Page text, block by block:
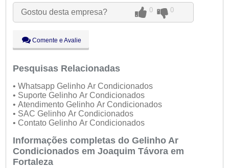
Qua:
09:00 - 18:00
Qui:
09:00 - 18:00
Sáb:
Dom:
Fechado
Gostou desta empresa? 0 0
Comente e Avalie
Pesquisas Relacionadas
• Whatsapp Gelinho Ar Condicionados
• Suporte Gelinho Ar Condicionados
• Atendimento Gelinho Ar Condicionados
• SAC Gelinho Ar Condicionados
• Contato Gelinho Ar Condicionados
Informações completas do Gelinho Ar
Condicionados em Joaquim Távora em
Fortaleza